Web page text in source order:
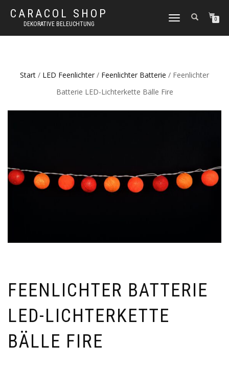
CARACOL SHOP
DEKORATIVE BELEUCHTUNG
NAVIGATION
0
Start / LED Feenlichter / Feenlichter Batterie / Feenlichter
Batterie LED-Lichterkette Bälle Fire
FEENLICHTER BATTERIE
LED-LICHTERKETTE
BÄLLE FIRE